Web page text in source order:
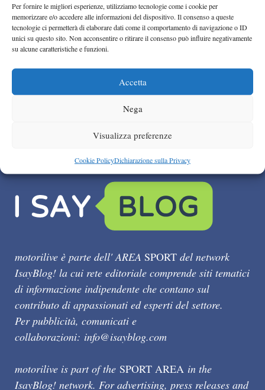
Per fornire le migliori esperienze, utilizziamo tecnologie come i cookie per
memorizzare e/o accedere alle informazioni del dispositivo. Il consenso a queste
tecnologie ci permetterà di elaborare dati come il comportamento di navigazione o ID
unici su questo sito. Non acconsentire o ritirare il consenso può influire negativamente
su alcune caratteristiche e funzioni.
Accetta
Nega
Visualizza preferenze
Cookie PolicyDichiarazione sulla Privacy
sostenibile, stile, anche con noleggio a lungo
termine
Ufficiale l’arrivo degli stop lampeggianti
obbligatori in Italia
Le caratteristiche del motore Turbo 100 di
motorilive è parte dell' AREA SPORT del network
IsayBlog! la cui rete editoriale comprende siti tematici
di informazione indipendente che contano sul
contributo di appassionati ed esperti del settore.
Per pubblicità, comunicati e
collaborazioni: info@isayblog.com
motorilive is part of the SPORT AREA in the
IsayBlog! network. For advertising, press releases and